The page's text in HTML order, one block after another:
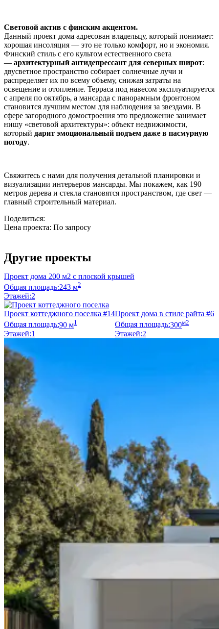
Световой актив с финским акцентом.
Данный проект дома адресован владельцу, который понимает:
хорошая инсоляция — это не только комфорт, но и экономия.
Финский стиль с его культом естественного света
— архитектурный антидепрессант для северных широт:
двусветное пространство собирает солнечные лучи и
распределяет их по всему объему, снижая затраты на
освещение и отопление. Терраса под навесом эксплуатируется
с апреля по октябрь, а мансарда с панорамным фронтоном
становится лучшим местом для наблюдения за звездами. В
сфере загородного домостроения это предложение занимает
нишу «световой архитектуры»: объект недвижимости,
который дарит эмоциональный подъем даже в пасмурную
погоду.
Свяжитесь с нами для получения детальной планировки и
визуализации интерьеров мансарды. Мы покажем, как 190
метров дерева и стекла становятся пространством, где свет —
главный строительный материал.
Поделиться:
Цена проекта: По запросу
Другие проекты
Проект дома 200 м2 с плоской крышей
Общая площадь:243 м2
Этажей:2
Проект коттеджного поселка #14
Общая площадь:90 м1
Этажей:1
Проект дома в стиле райта #6
Общая площадь:300м2
Этажей:2